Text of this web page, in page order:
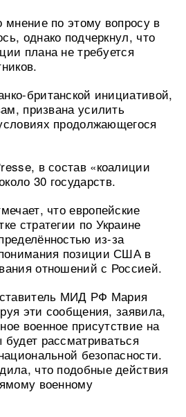
мнение по этому вопросу в
однако подчеркнул, что
плана не требуется
британской инициативой,
призвана усилить
продолжающегося
в состав «коалиции
30 государств.
что европейские
стратегии по Украине
из-за
понимания позиции США в
отношений с Россией.
МИД РФ Мария
эти сообщения, заявила,
военное присутствие на
рассматриваться
безопасности.
что подобные действия
военному